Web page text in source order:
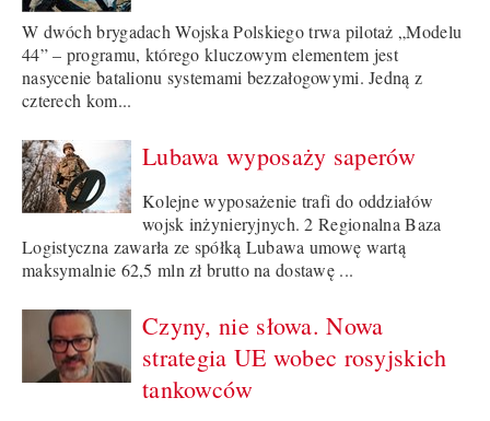
W dwóch brygadach Wojska Polskiego trwa pilotaż „Modelu
44” – programu, którego kluczowym elementem jest
nasycenie batalionu systemami bezzałogowymi. Jedną z
czterech kom...
Lubawa wyposaży saperów
Kolejne wyposażenie trafi do oddziałów
wojsk inżynieryjnych. 2 Regionalna Baza
Logistyczna zawarła ze spółką Lubawa umowę wartą
maksymalnie 62,5 mln zł brutto na dostawę ...
Czyny, nie słowa. Nowa
strategia UE wobec rosyjskich
tankowców